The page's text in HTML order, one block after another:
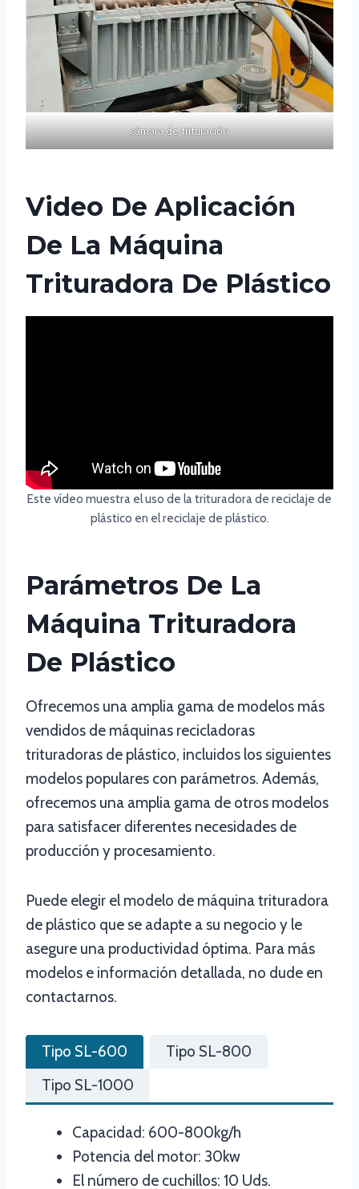
cámara de trituración
Video De Aplicación
De La Máquina
Trituradora De Plástico
Este vídeo muestra el uso de la trituradora de reciclaje de
plástico en el reciclaje de plástico.
Parámetros De La
Máquina Trituradora
De Plástico
Ofrecemos una amplia gama de modelos más
vendidos de máquinas recicladoras
trituradoras de plástico, incluidos los siguientes
modelos populares con parámetros. Además,
ofrecemos una amplia gama de otros modelos
para satisfacer diferentes necesidades de
producción y procesamiento.
Puede elegir el modelo de máquina trituradora
de plástico que se adapte a su negocio y le
asegure una productividad óptima. Para más
modelos e información detallada, no dude en
contactarnos.
Tipo SL-600
Tipo SL-800
Tipo SL-1000
Capacidad: 600-800kg/h
Potencia del motor: 30kw
El número de cuchillos: 10 Uds.